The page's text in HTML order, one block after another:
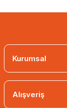
Kurumsal
Alışveriş